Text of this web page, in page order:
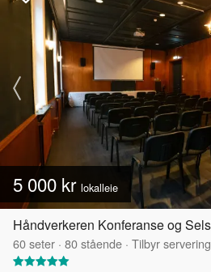
5 000 kr lokalleie
60seter · 80stående · Tilbyr servering